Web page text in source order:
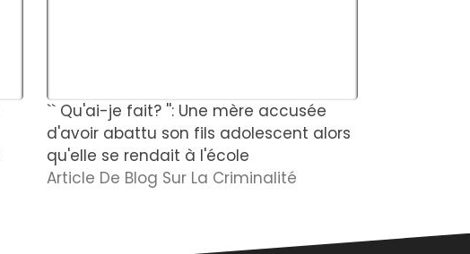
`` Qu'ai-je fait? '': Une mère accusée
d'avoir abattu son fils adolescent alors
qu'elle se rendait à l'école
Article De Blog Sur La Criminalité